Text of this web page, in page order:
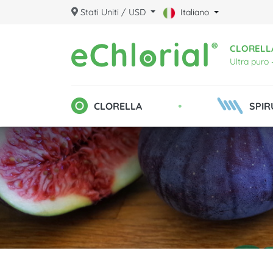
Stati Uniti / USD Italiano
Ultra puro
CLORELLA •